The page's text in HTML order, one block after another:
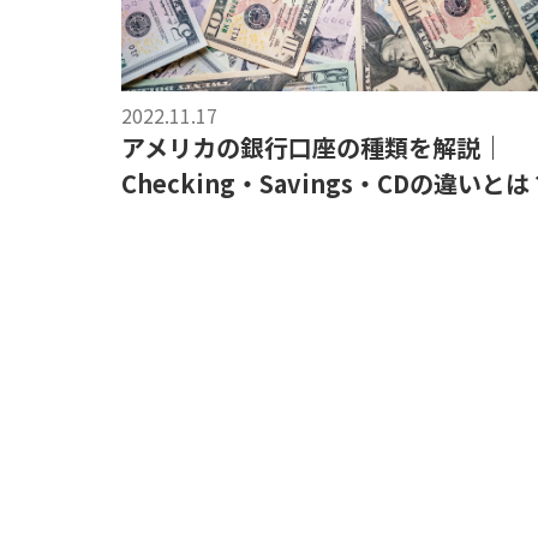
2022.11.17
アメリカの銀行口座の種類を解説｜
Checking・Savings・CDの違いとは